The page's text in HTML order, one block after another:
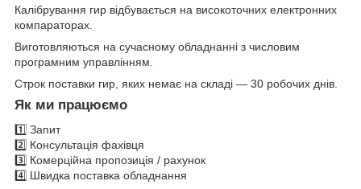
Калібрування гир відбувається на високоточних електронних
компараторах.
Виготовляються на сучасному обладнанні з числовим
програмним управлінням.
Строк поставки гир, яких немає на складі — 30 робочих днів.
Як ми працюємо
1️⃣ Запит
2️⃣ Консультація фахівця
3️⃣ Комерційна пропозиція / рахунок
4️⃣ Швидка поставка обладнання